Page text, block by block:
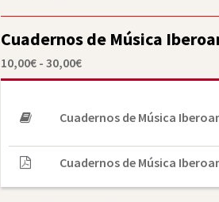
Cuadernos de Música
10,00€ - 30,00€Rango
de
10,00€
hasta
Cuadernos de Música
Cuadernos de Música